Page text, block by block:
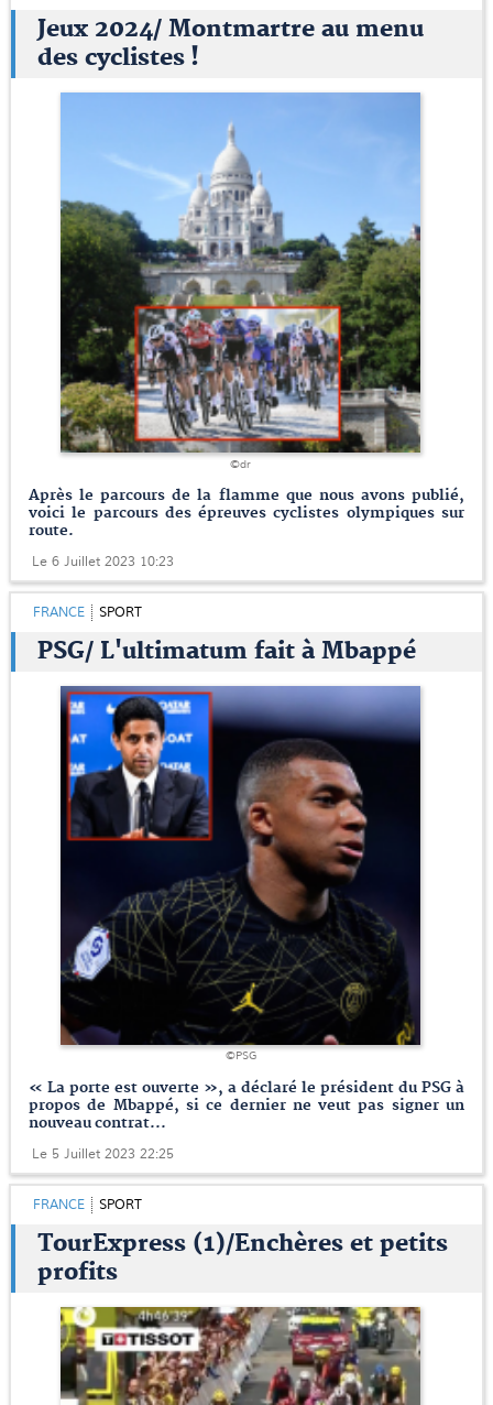
Jeux 2024/ Montmartre au menu
des cyclistes !
©dr
Après le parcours de la flamme que nous avons publié,
voici le parcours des épreuves cyclistes olympiques sur
route.
Le 6 Juillet 2023 10:23
FRANCE SPORT
PSG/ L'ultimatum fait à Mbappé
©PSG
« La porte est ouverte », a déclaré le président du PSG à
propos de Mbappé, si ce dernier ne veut pas signer un
nouveau contrat...
Le 5 Juillet 2023 22:25
FRANCE SPORT
TourExpress (1)/Enchères et petits
profits